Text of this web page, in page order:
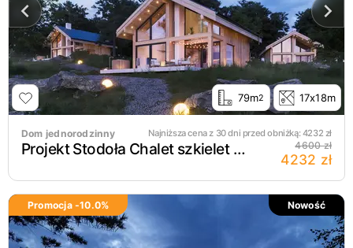
79m2 17x18m
Dom jednorodzinny Najniższa cena z 30 dni przed obniżką:4232 zł
Projekt Stodoła Chalet szkielet drewniany 4600 zł
4232 zł
Promocja -10.0% Nowość